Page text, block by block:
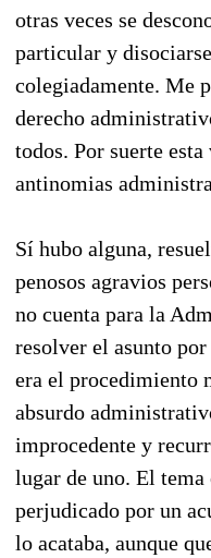
otras veces se
particular y
colegiadamente. Me
derecho
todos. Por suerte
antinomias
Sí hubo alguna,
penosos agravios
no cuenta para la
resolver el asunto
era el procedimiento
absurdo
improcedente y
lugar de uno. El tema
perjudicado por un
lo acataba, aunque